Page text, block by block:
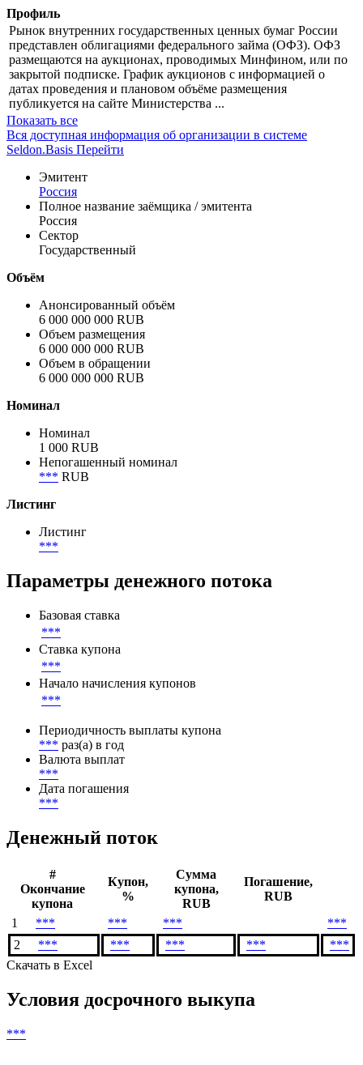
Информация по эмиссии
Профиль
Рынок внутренних государственных ценных бумаг России
представлен облигациями федерального займа (ОФЗ). ОФЗ
размещаются на аукционах, проводимых Минфином, или по
закрытой подписке. График аукционов с информацией о
датах проведения и плановом объёме размещения
публикуется на сайте Министерства ...
Показать все
Вся доступная информация об организации в системе
Seldon.Basis Перейти
Эмитент
Россия
Полное название заёмщика / эмитента
Россия
Государственный
Объём
Анонсированный объём
6 000 000 000 RUB
6 000 000 000 RUB
6 000 000 000 RUB
Номинал
1 000 RUB
***RUB
Листинг
Параметры денежного потока
Базовая ставка
***
Ставка купона
Начало начисления купонов
***
Периодичность выплаты купона
***
Дата погашения
Денежный поток
#
Окончание
купона
Купон,
%
Сумма
купона,
RUB
Погашение,
RUB
2
*** *** *** ***